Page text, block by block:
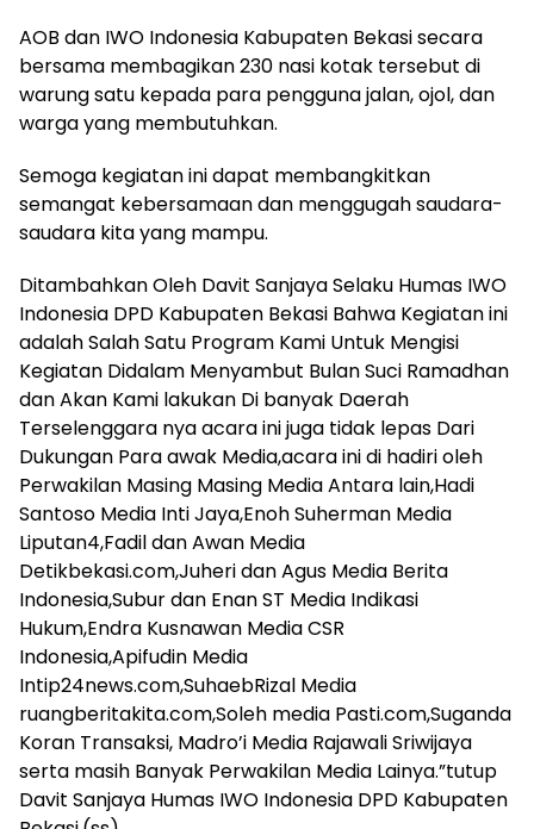
AOB dan IWO Indonesia Kabupaten Bekasi secara
bersama membagikan 230 nasi kotak tersebut di
warung satu kepada para pengguna jalan, ojol, dan
warga yang membutuhkan.
Semoga kegiatan ini dapat membangkitkan
semangat kebersamaan dan menggugah saudara-
saudara kita yang mampu.
Ditambahkan Oleh Davit Sanjaya Selaku Humas IWO
Indonesia DPD Kabupaten Bekasi Bahwa Kegiatan ini
adalah Salah Satu Program Kami Untuk Mengisi
Kegiatan Didalam Menyambut Bulan Suci Ramadhan
dan Akan Kami lakukan Di banyak Daerah
Terselenggara nya acara ini juga tidak lepas Dari
Dukungan Para awak Media,acara ini di hadiri oleh
Perwakilan Masing Masing Media Antara lain,Hadi
Santoso Media Inti Jaya,Enoh Suherman Media
Liputan4,Fadil dan Awan Media
Detikbekasi.com,Juheri dan Agus Media Berita
Indonesia,Subur dan Enan ST Media Indikasi
Hukum,Endra Kusnawan Media CSR
Indonesia,Apifudin Media
Intip24news.com,SuhaebRizal Media
ruangberitakita.com,Soleh media Pasti.com,Suganda
Koran Transaksi, Madro’i Media Rajawali Sriwijaya
serta masih Banyak Perwakilan Media Lainya.”tutup
Davit Sanjaya Humas IWO Indonesia DPD Kabupaten